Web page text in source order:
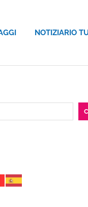
NOTIZIARIO